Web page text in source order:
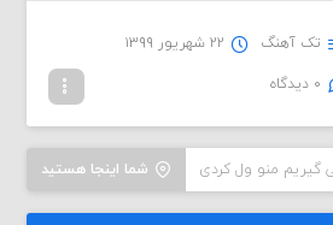
تک آهنگ ۲۲ شهریور ۱۳۹۹
۰ دیدگاه
شما اینجا هستید گیریم منو ول کردی